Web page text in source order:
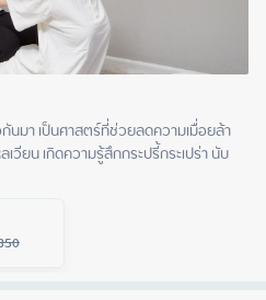
มา เป็นศาสตร์ที่ช่วยลดความเมื่อยล้า
วียน เกิดความรู้สึกกระปรี้กระเปร่า นับ